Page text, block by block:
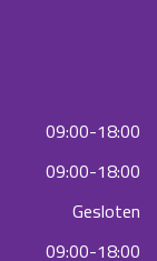
09:00-18:00
09:00-18:00
Gesloten
09:00-18:00